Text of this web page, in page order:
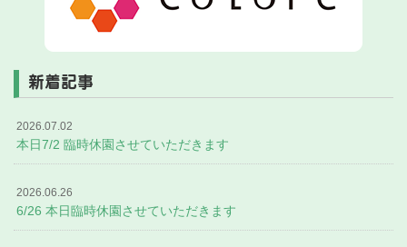
新着記事
2026.07.02
本日7/2 臨時休園させていただきます
2026.06.26
6/26 本日臨時休園させていただきます